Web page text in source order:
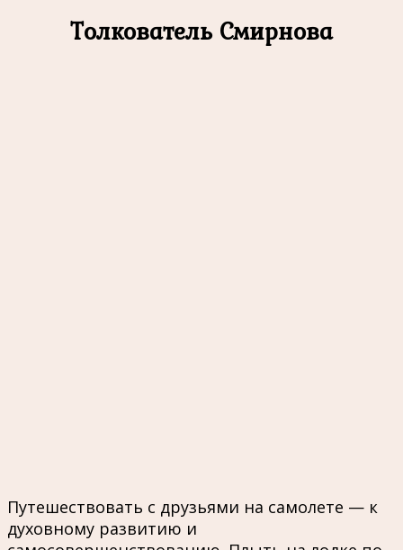
Толкователь Смирнова
Путешествовать с друзьями на самолете — к
духовному развитию и